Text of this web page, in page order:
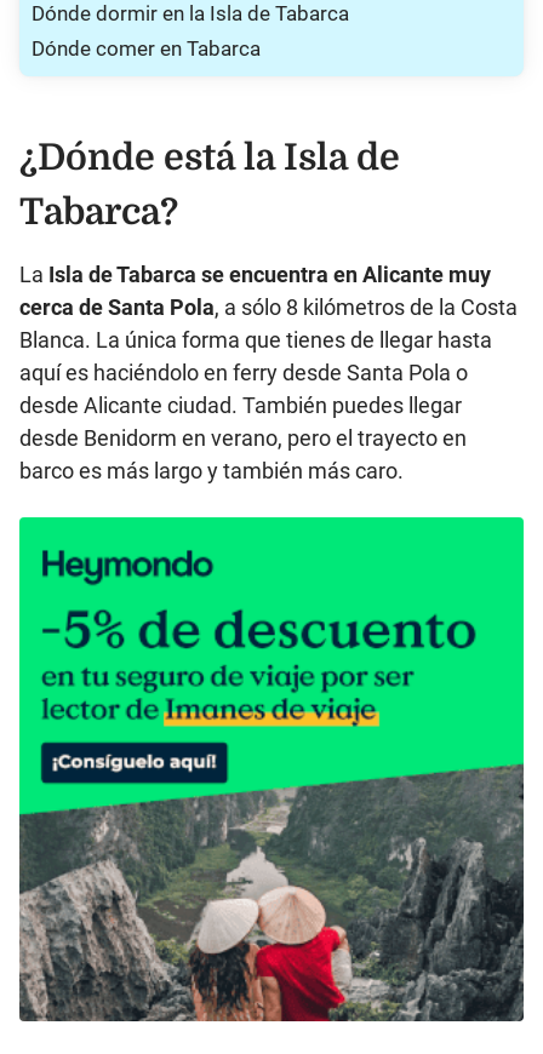
Dónde dormir en la Isla de Tabarca
Dónde comer en Tabarca
¿Dónde está la Isla de
Tabarca?
La Isla de Tabarca se encuentra en Alicante muy
cerca de Santa Pola, a sólo 8 kilómetros de la Costa
Blanca. La única forma que tienes de llegar hasta
aquí es haciéndolo en ferry desde Santa Pola o
desde Alicante ciudad. También puedes llegar
desde Benidorm en verano, pero el trayecto en
barco es más largo y también más caro.